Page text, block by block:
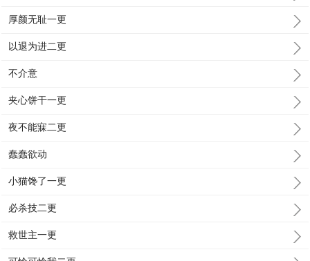
厚颜无耻一更
以退为进二更
不介意
夹心饼干一更
夜不能寐二更
蠢蠢欲动
小猫馋了一更
必杀技二更
救世主一更